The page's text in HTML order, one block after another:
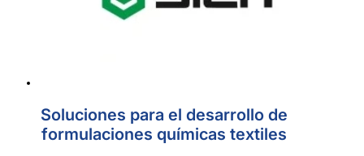
Soluciones para el desarrollo de
formulaciones químicas textiles